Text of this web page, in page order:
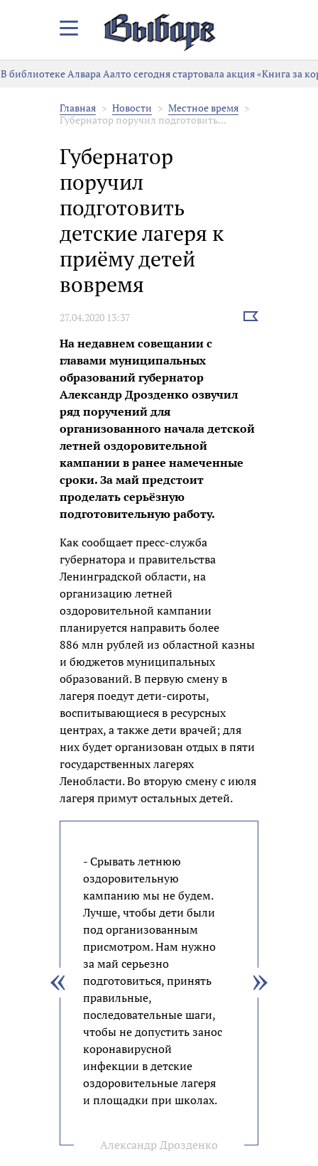
Закрыть/
меню
библиотеке Алвара Аалто сегодня стартовала акция «Книга за
Главная Новости
Местное время
Губернатор поручил подготовить...
Губернатор
поручил
подготовить
детские лагеря к
приёму детей
вовремя
27.04.2020 13:37
Выбрать
На недавнем совещании с
главами муниципальных
образований губернатор
Александр Дрозденко озвучил
ряд поручений для
организованного начала детской
летней оздоровительной
кампании в ранее намеченные
сроки. За май предстоит
проделать серьёзную
подготовительную работу.
Как сообщает пресс-служба
губернатора и правительства
Ленинградской области, на
организацию летней
оздоровительной кампании
планируется направить более
886 млн рублей из областной казны
и бюджетов муниципальных
образований. В первую смену в
лагеря поедут дети-сироты,
воспитывающиеся в ресурсных
центрах, а также дети врачей; для
них будет организован отдых в пяти
государственных лагерях
Ленобласти. Во вторую смену с июля
лагеря примут остальных детей.
- Срывать летнюю
оздоровительную
кампанию мы не будем.
Лучше, чтобы дети были
под организованным
присмотром. Нам нужно
за май серьезно
подготовиться, принять
правильные,
последовательные шаги,
чтобы не допустить занос
коронавирусной
инфекции в детские
оздоровительные лагеря
и площадки при школах.
Александр Дрозденко